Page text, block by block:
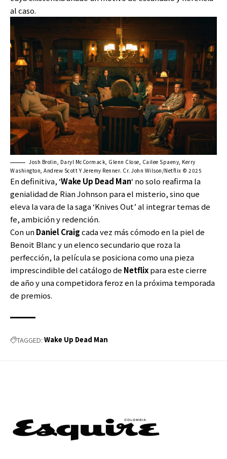
al caso.
Josh Brolin, Daryl McCormack, Glenn Close, Cailee Spaeny, Kerry
Washington, Andrew Scott Y Jeremy Renner. Cr. John Wilson/Netflix © 2025
En definitiva, ‘Wake Up Dead Man‘ no solo reafirma la
genialidad de Rian Johnson para el misterio, sino que
eleva la vara de la saga ‘Knives Out’ al integrar temas de
fe, ambición y redención.
Con unDaniel Craigcada vez más cómodo en la piel de
Benoit Blanc y un elenco secundario que roza la
perfección, la película se posiciona como una pieza
imprescindible del catálogo de Netflixpara este cierre
de año y una competidora feroz en la próxima temporada
de premios.
TAGGED: Wake Up Dead Man